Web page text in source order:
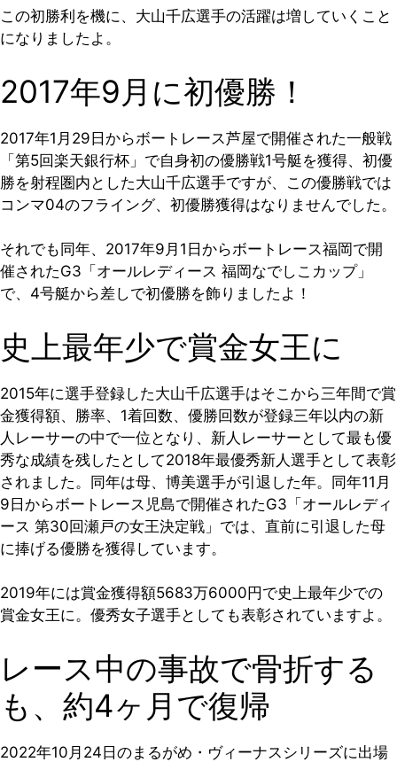
この初勝利を機に、大山千広選手の活躍は増していくこと
になりましたよ。
2017年9月に初優勝！
2017年1月29日からボートレース芦屋で開催された一般戦
「第5回楽天銀行杯」で自身初の優勝戦1号艇を獲得、初優
勝を射程圏内とした大山千広選手ですが、この優勝戦では
コンマ04のフライング、初優勝獲得はなりませんでした。
それでも同年、2017年9月1日からボートレース福岡で開
催されたG3「オールレディース 福岡なでしこカップ」
で、4号艇から差しで初優勝を飾りましたよ！
史上最年少で賞金女王に
2015年に選手登録した大山千広選手はそこから三年間で賞
金獲得額、勝率、1着回数、優勝回数が登録三年以内の新
人レーサーの中で一位となり、新人レーサーとして最も優
秀な成績を残したとして2018年最優秀新人選手として表彰
されました。同年は母、博美選手が引退した年。同年11月
9日からボートレース児島で開催されたG3「オールレディ
ース 第30回瀬戸の女王決定戦」では、直前に引退した母
に捧げる優勝を獲得しています。
2019年には賞金獲得額5683万6000円で史上最年少での
賞金女王に。優秀女子選手としても表彰されていますよ。
レース中の事故で骨折する
も、約4ヶ月で復帰
2022年10月24日のまるがめ・ヴィーナスシリーズに出場